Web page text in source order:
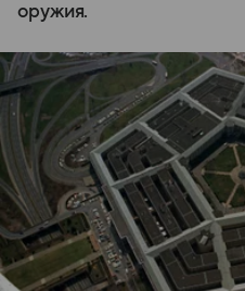
оружия.